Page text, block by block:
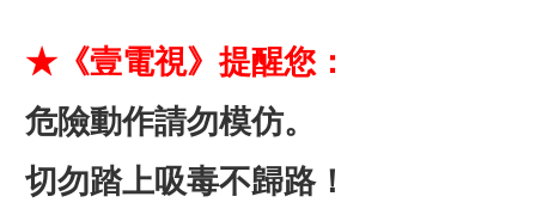
★《壹電視》提醒您：
危險動作請勿模仿。
切勿踏上吸毒不歸路！